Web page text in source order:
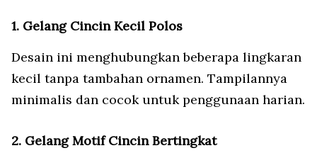
1. Gelang Cincin Kecil Polos
Desain ini menghubungkan beberapa lingkaran
kecil tanpa tambahan ornamen. Tampilannya
minimalis dan cocok untuk penggunaan harian.
2. Gelang Motif Cincin Bertingkat